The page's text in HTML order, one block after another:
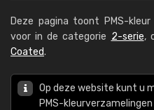
Deze pagina toont PMS-kleur
voor in de categorie 2-serie,
Coated.
Op deze website kunt u
PMS-